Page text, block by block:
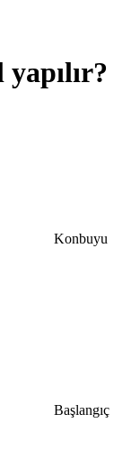
Konbuyu
Başlangıç